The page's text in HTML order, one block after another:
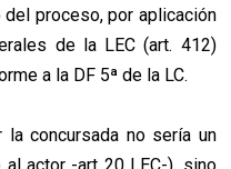
proceso, por aplicación
de la LEC (art. 412)
a la DF 5ª de la LC.
concursada no sería un